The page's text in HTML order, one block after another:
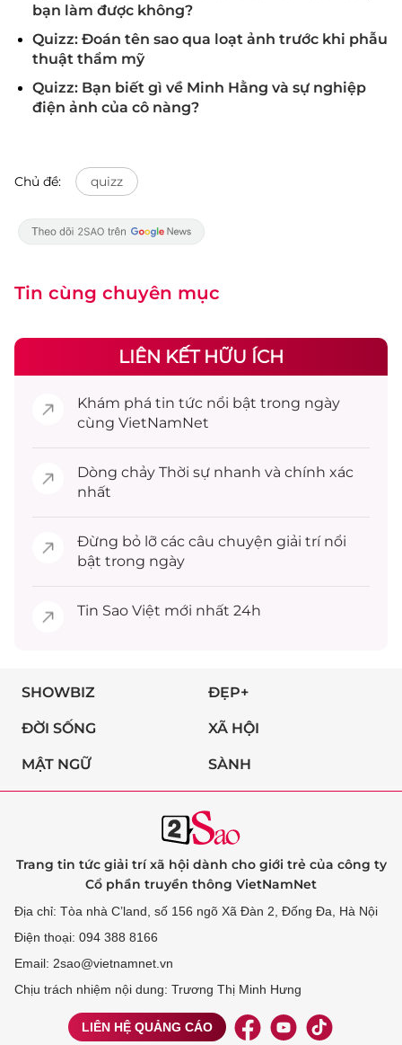
bạn làm được không?
Quizz: Đoán tên sao qua loạt ảnh trước khi phẫu
thuật thẩm mỹ
Quizz: Bạn biết gì về Minh Hằng và sự nghiệp
điện ảnh của cô nàng?
Chủ đề: quizz
Tin cùng chuyên mục
LIÊN KẾT HỮU ÍCH
Khám phá tin tức nổi bật trong ngày
cùng VietNamNet
Dòng chảy Thời sự nhanh và chính xác
nhất
Đừng bỏ lỡ các câu chuyện giải trínổi
bật trong ngày
Tin Sao Việt mới nhất 24h
SHOWBIZ ĐẸP+
ĐỜI SỐNG XÃ HỘI
MẬT NGỮ SÀNH
Trang tin tức giải trí xã hội dành cho giới trẻ của công ty
Cổ phần truyền thông VietNamNet
Địa chỉ: Tòa nhà C’land, số 156 ngõ Xã Đàn 2, Đống Đa, Hà Nội
Điện thoại: 094 388 8166
Email: 2sao@vietnamnet.vn
Chịu trách nhiệm nội dung: Trương Thị Minh Hưng
LIÊN HỆ QUẢNG CÁO